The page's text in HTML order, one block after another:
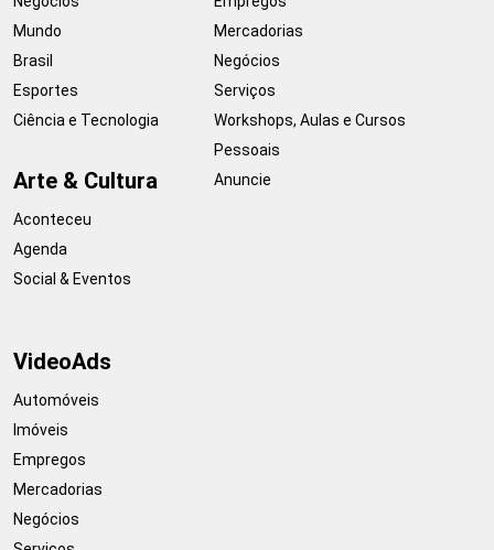
Mundo
Brasil
Esportes
Ciência e Tecnologia
Arte & Cultura
Aconteceu
Agenda
Social & Eventos
Mercadorias
Negócios
Serviços
Workshops, Aulas e Cursos
Pessoais
Anuncie
VideoAds
Automóveis
Imóveis
Empregos
Mercadorias
Negócios